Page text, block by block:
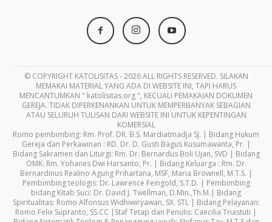
© COPYRIGHT KATOLISITAS - 2026 ALL RIGHTS RESERVED. SILAKAN
MEMAKAI MATERIAL YANG ADA DI WEBSITE INI, TAPI HARUS
MENCANTUMKAN " katolisitas.org ", KECUALI PEMAKAIAN DOKUMEN
GEREJA. TIDAK DIPERKENANKAN UNTUK MEMPERBANYAK SEBAGIAN
ATAU SELURUH TULISAN DARI WEBSITE INI UNTUK KEPENTINGAN
KOMERSIAL
Romo pembimbing: Rm. Prof. DR. B.S. Mardiatmadja SJ. | Bidang Hukum
Gereja dan Perkawinan : RD. Dr. D. Gusti Bagus Kusumawanta, Pr. |
Bidang Sakramen dan Liturgi: Rm. Dr. Bernardus Boli Ujan, SVD | Bidang
OMK: Rm. Yohanes Dwi Harsanto, Pr. | Bidang Keluarga : Rm. Dr.
Bernardinus Realino Agung Prihartana, MSF, Maria Brownell, M.T.S. |
Pembimbing teologis: Dr. Lawrence Feingold, S.T.D. | Pembimbing
bidang Kitab Suci: Dr. David J. Twellman, D.Min.,Th.M.| Bidang
Spiritualitas: Romo Alfonsus Widhiwiryawan, SX. STL | Bidang Pelayanan:
Romo Felix Supranto, SS.CC |Staf Tetap dan Penulis: Caecilia Triastuti |